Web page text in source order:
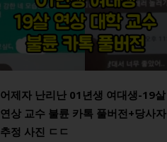
어제자 난리난 01년생 여대생-19살
연상 교수 불륜 카톡 풀버전+당사자
추정 사진 ㄷㄷ